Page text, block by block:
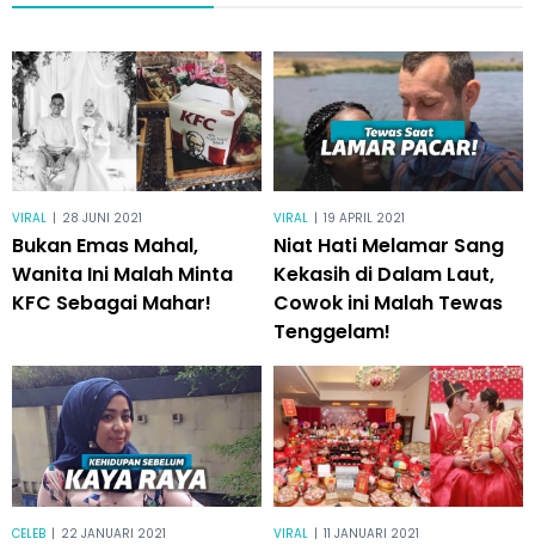
VIRAL | 28 JUNI 2021
Bukan Emas Mahal,
Wanita Ini Malah Minta
KFC Sebagai Mahar!
VIRAL | 19 APRIL 2021
Niat Hati Melamar Sang
Kekasih di Dalam Laut,
Cowok ini Malah Tewas
Tenggelam!
CELEB | 22 JANUARI 2021 VIRAL | 11 JANUARI 2021